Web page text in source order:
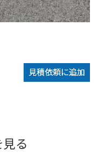
見積依頼に追加
る